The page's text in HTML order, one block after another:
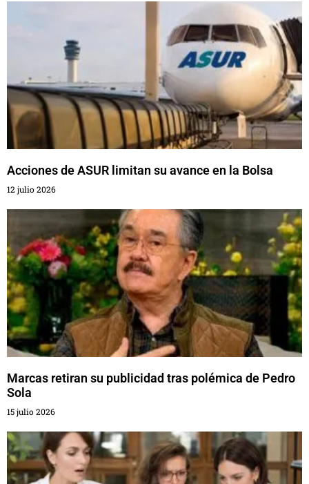
Acciones de ASUR limitan su avance en la Bolsa
12 julio 2026
Marcas retiran su publicidad tras polémica de Pedro
Sola
15 julio 2026